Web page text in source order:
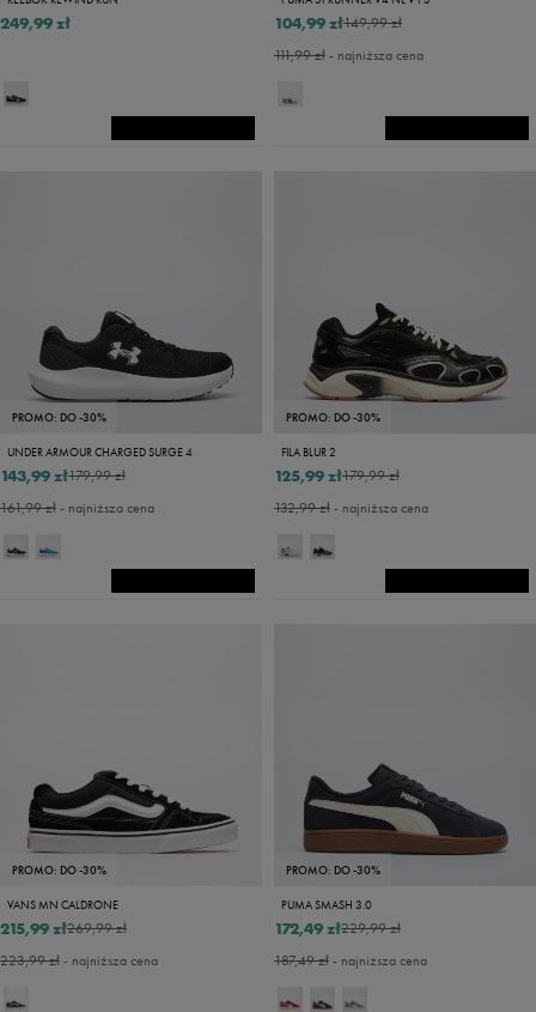
249,99 zł 149,99 zł
104,99 zł
111,99 zł- najniższa cena
PROMO: DO -30%
UNDER ARMOUR CHARGED SURGE 4
179,99 zł
143,99 zł
161,99 zł- najniższa cena
PROMO: DO -30%
FILA BLUR 2
179,99 zł
125,99 zł
132,99 zł- najniższa cena
PROMO: DO -30%
VANS MN CALDRONE
269,99 zł
215,99 zł
223,99 zł- najniższa cena
PROMO: DO -30%
PUMA SMASH 3.0
229,99 zł
172,49 zł
187,49 zł- najniższa cena